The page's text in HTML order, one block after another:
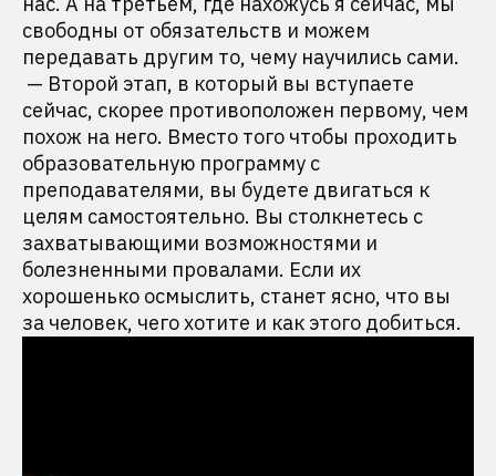
свободны от обязательств и можем
передавать другим то, чему научились сами.
— Второй этап, в который вы вступаете
сейчас, скорее противоположен первому, чем
похож на него. Вместо того чтобы проходить
образовательную программу с
преподавателями, вы будете двигаться к
целям самостоятельно. Вы столкнетесь с
захватывающими возможностями и
болезненными провалами. Если их
хорошенько осмыслить, станет ясно, что вы
за человек, чего хотите и как этого добиться.